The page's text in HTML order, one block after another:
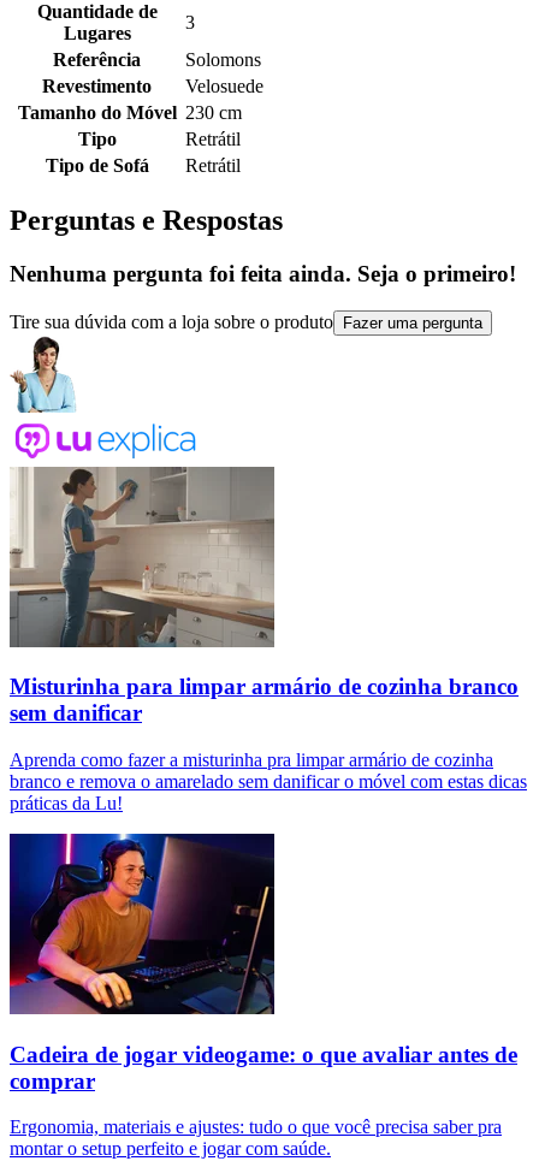
Quantidade de
Lugares
3
Referência
Solomons
Revestimento
Velosuede
Tamanho do Móvel 230 cm
Tipo
Retrátil
Tipo de Sofá
Retrátil
Perguntas e Respostas
Nenhuma pergunta foi feita ainda. Seja o primeiro!
Tire sua dúvida com a loja sobre o produto Fazer uma pergunta
Misturinha para limpar armário de cozinha branco
sem danificar
Aprenda como fazer a misturinha pra limpar armário de cozinha
branco e remova o amarelado sem danificar o móvel com estas dicas
práticas da Lu!
Cadeira de jogar videogame: o que avaliar antes de
comprar
Ergonomia, materiais e ajustes: tudo o que você precisa saber pra
montar o setup perfeito e jogar com saúde.